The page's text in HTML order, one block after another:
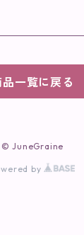
(包装あり)
品一覧に戻る
© JuneGraine
by